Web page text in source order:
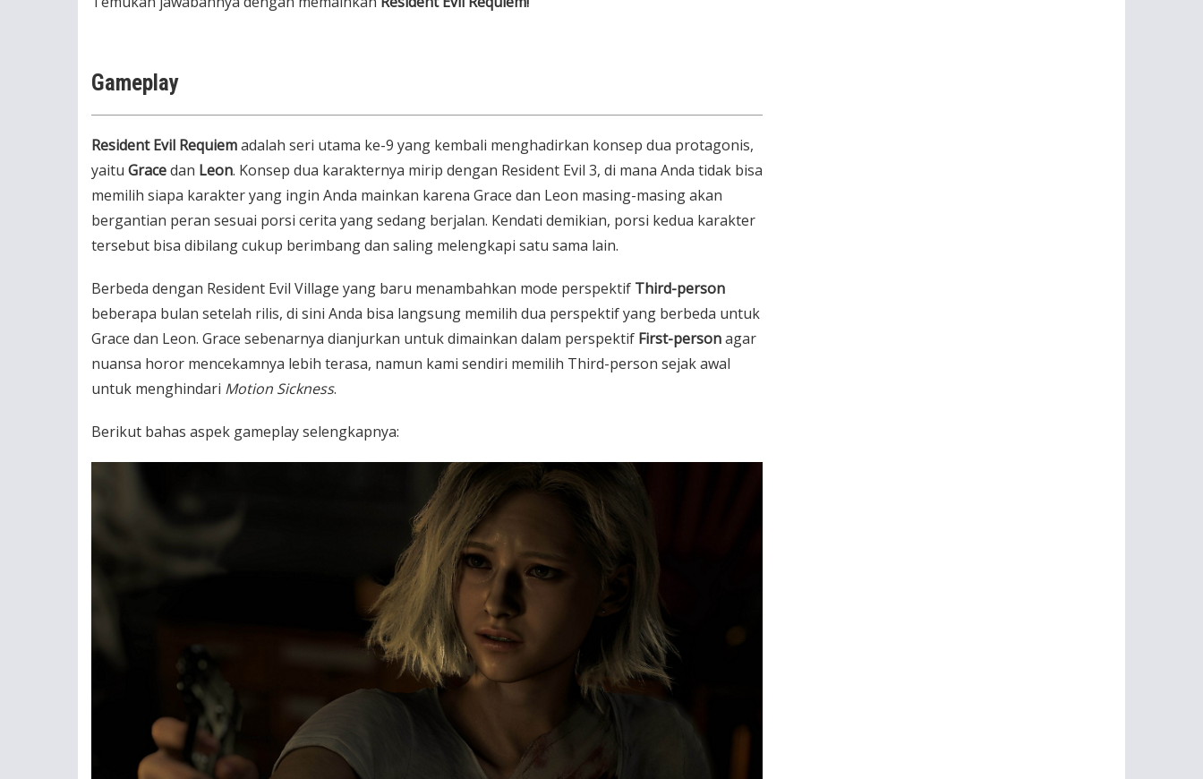
Gameplay
Resident Evil Requiemadalah seri utama ke-9 yang kembali menghadirkan konsep dua protagonis,
yaitu Gracedan Leon. Konsep dua karakternya mirip dengan Resident Evil 3, di mana Anda tidak bisa
memilih siapa karakter yang ingin Anda mainkan karena Grace dan Leon masing-masing akan
bergantian peran sesuai porsi cerita yang sedang berjalan. Kendati demikian, porsi kedua karakter
tersebut bisa dibilang cukup berimbang dan saling melengkapi satu sama lain.
Berbeda dengan Resident Evil Village yang baru menambahkan mode perspektif Third-person
beberapa bulan setelah rilis, di sini Anda bisa langsung memilih dua perspektif yang berbeda untuk
Grace dan Leon. Grace sebenarnya dianjurkan untuk dimainkan dalam perspektif First-personagar
nuansa horor mencekamnya lebih terasa, namun kami sendiri memilih Third-person sejak awal
untuk menghindari Motion Sickness.
Berikut bahas aspek gameplay selengkapnya: